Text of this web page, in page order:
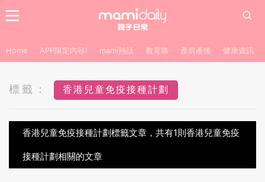
Home APP限定內容! mami熱話 教育路 產前產後 健康資訊
標籤： 香港兒童免疫接種計劃
香港兒童免疫接種計劃標籤文章，共有1則香港兒童免疫
接種計劃相關的文章